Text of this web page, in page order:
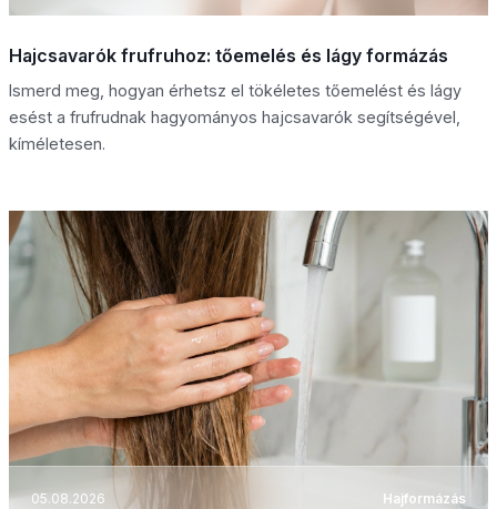
Hajcsavarók frufruhoz: tőemelés és lágy formázás
Ismerd meg, hogyan érhetsz el tökéletes tőemelést és lágy
esést a frufrudnak hagyományos hajcsavarók segítségével,
kíméletesen.
05.08.2026 Hajformázás